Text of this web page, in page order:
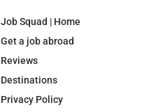
Job Squad | Home
Get a job abroad
Reviews
Destinations
Privacy Policy